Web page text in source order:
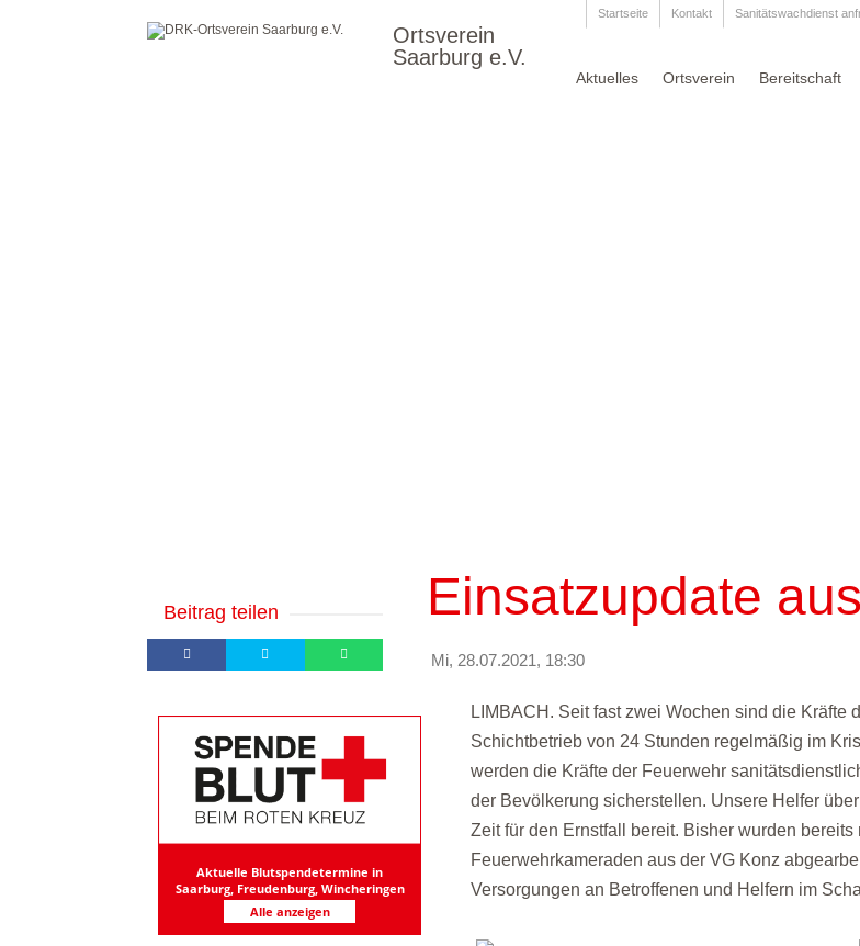
Ortsverein
Saarburg e.V.
Startseite Kontakt Sanitätswachdienst
Aktuelles Ortsverein Bereitschaft
Einsatzupdate
Mi, 28.07.2021, 18:30
LIMBACH. Seit fast zwei Wochen sind die Kräfte
Schichtbetrieb von 24 Stunden regelmäßig im
werden die Kräfte der Feuerwehr
der Bevölkerung sicherstellen. Unsere Helfer
Zeit für den Ernstfall bereit. Bisher wurden
Feuerwehrkameraden aus der VG Konz
Versorgungen an Betroffenen und Helfern im
Beitrag teilen
Aktuelle Blutspendetermine in
Saarburg, Freudenburg, Wincheringen
Alle anzeigen